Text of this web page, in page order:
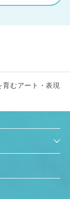
育むアート・表現